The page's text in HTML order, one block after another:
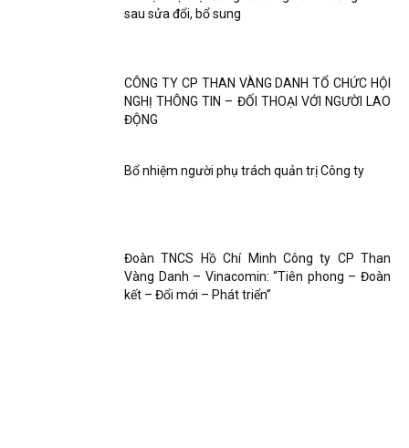
sau sửa đổi, bổ sung
CÔNG TY CP THAN VÀNG DANH TỔ CHỨC HỘI
NGHỊ THÔNG TIN – ĐỐI THOẠI VỚI NGƯỜI LAO
ĐỘNG
Bổ nhiệm người phụ trách quản trị Công ty
Đoàn TNCS Hồ Chí Minh Công ty CP Than
Vàng Danh – Vinacomin: “Tiên phong – Đoàn
kết – Đổi mới – Phát triển”